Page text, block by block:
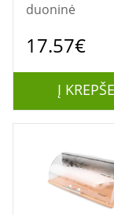
duoninė
17.57€
Į